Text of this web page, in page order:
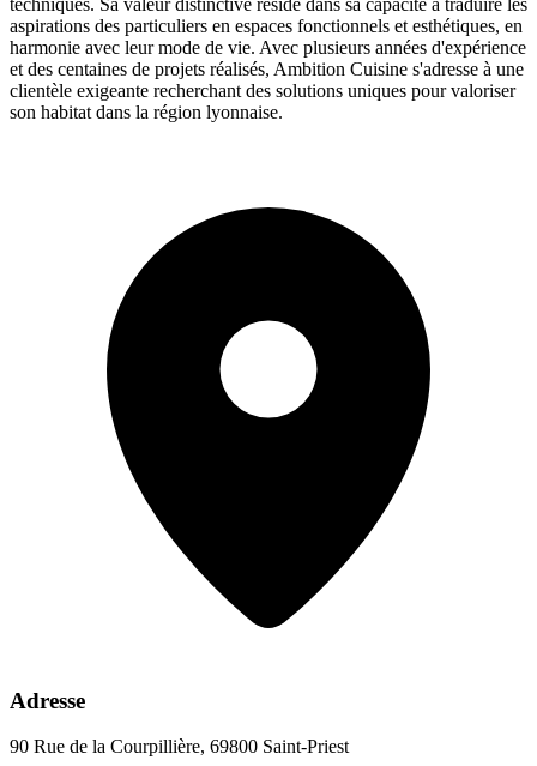
aspirations des particuliers en espaces fonctionnels et esthétiques, en
harmonie avec leur mode de vie. Avec plusieurs années d'expérience
et des centaines de projets réalisés, Ambition Cuisine s'adresse à une
clientèle exigeante recherchant des solutions uniques pour valoriser
son habitat dans la région lyonnaise.
Adresse
90 Rue de la Courpillière, 69800 Saint-Priest